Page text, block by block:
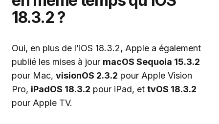
18.3.2 ?
Oui, en plus de l’iOS 18.3.2, Apple a également
publié les mises à jour macOS Sequoia 15.3.2
pour Mac, visionOS 2.3.2 pour Apple Vision
Pro, iPadOS 18.3.2 pour iPad, et tvOS 18.3.2
pour Apple TV.